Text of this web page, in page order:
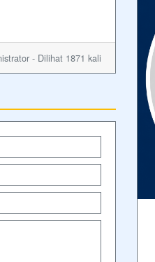
- Dilihat 1871 kali